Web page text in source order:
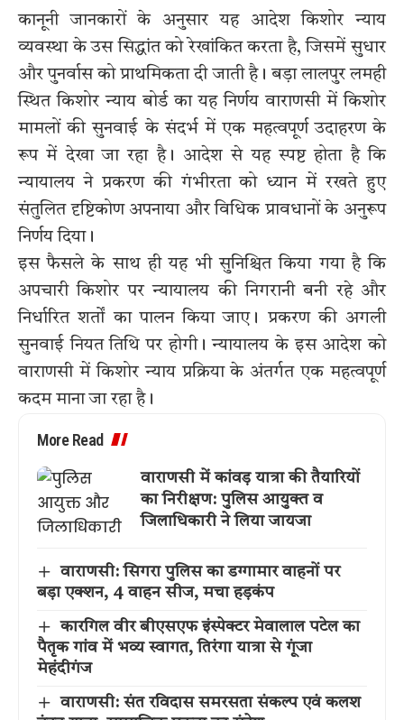
कानूनी जानकारों के अनुसार यह आदेश किशोर न्याय
व्यवस्था के उस सिद्धांत को रेखांकित करता है, जिसमें सुधार
और पुनर्वास को प्राथमिकता दी जाती है। बड़ा लालपुर लमही
स्थित किशोर न्याय बोर्ड का यह निर्णय वाराणसी में किशोर
मामलों की सुनवाई के संदर्भ में एक महत्वपूर्ण उदाहरण के
रूप में देखा जा रहा है। आदेश से यह स्पष्ट होता है कि
न्यायालय ने प्रकरण की गंभीरता को ध्यान में रखते हुए
संतुलित दृष्टिकोण अपनाया और विधिक प्रावधानों के अनुरूप
निर्णय दिया।
इस फैसले के साथ ही यह भी सुनिश्चित किया गया है कि
अपचारी किशोर पर न्यायालय की निगरानी बनी रहे और
निर्धारित शर्तों का पालन किया जाए। प्रकरण की अगली
सुनवाई नियत तिथि पर होगी। न्यायालय के इस आदेश को
वाराणसी में किशोर न्याय प्रक्रिया के अंतर्गत एक महत्वपूर्ण
कदम माना जा रहा है।
More Read
वाराणसी में कांवड़ यात्रा की तैयारियों
का निरीक्षण: पुलिस आयुक्त व
जिलाधिकारी ने लिया जायजा
वाराणसी: सिगरा पुलिस का डग्गामार वाहनों पर
बड़ा एक्शन, 4 वाहन सीज, मचा हड़कंप
कारगिल वीर बीएसएफ इंस्पेक्टर मेवालाल पटेल का
पैतृक गांव में भव्य स्वागत, तिरंगा यात्रा से गूंजा
मेहंदीगंज
वाराणसी: संत रविदास समरसता संकल्प एवं कलश